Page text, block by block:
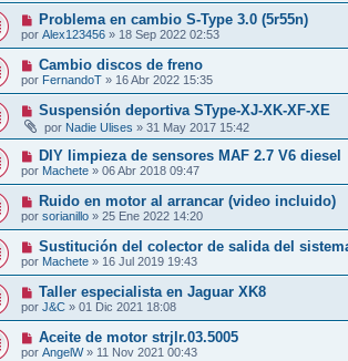
Problema en cambio S-Type 3.0 (5r55n)
por Alex123456 » 18 Sep 2022 02:53
Cambio discos de freno
por FernandoT » 16 Abr 2022 15:35
Suspensión deportiva SType-XJ-XK-XF-XE
por Nadie Ulises » 31 May 2017 15:42
DIY limpieza de sensores MAF 2.7 V6 diesel
por Machete » 06 Abr 2018 09:47
Ruido en motor al arrancar (video incluido)
por sorianillo » 25 Ene 2022 14:20
Sustitución del colector de salida del
por Machete » 16 Jul 2019 19:43
Taller especialista en Jaguar XK8
por J&C » 01 Dic 2021 18:08
Aceite de motor strjlr.03.5005
por AngelW» 11 Nov 2021 00:43